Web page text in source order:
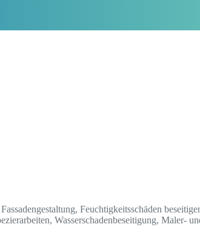
Feuchtigkeitsschäden
Wasserschadenbeseitigung, Maler-